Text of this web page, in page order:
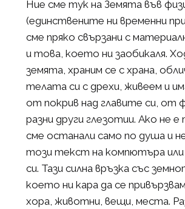
Ние сме тук на Земята във
(единствените ни временни
сме пряко свързани с
и това, което ни заобикаля.
земята, храним се с храна,
телата си с дрехи, живеем и
от покрив над главите си, от
разни други глезотии. Ако не е
сме останали само по душа и
този текст на компютъра
си. Тази силна връзка със
което ни кара да се
хора, животни, вещи, места.